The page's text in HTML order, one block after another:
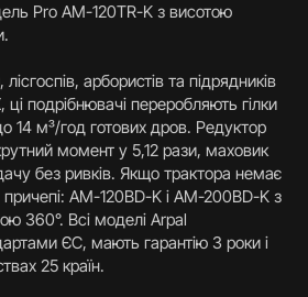
Pro AM-120TR-K з висотою
арбористів та підрядників
, ці подрібнювачі переробляють гілки
14 м³/год готових дров. Редуктор
момент у 5,12 рази, маховик
без ривків. Якщо трактора немає
причепі: AM-120BD-K і AM-200BD-K з
360°. Всі моделі Arpal
ЄС, мають гарантію 3 роки і
25 країн.